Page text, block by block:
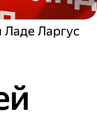
Ладе Ларгус